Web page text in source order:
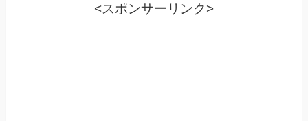
<スポンサーリンク>